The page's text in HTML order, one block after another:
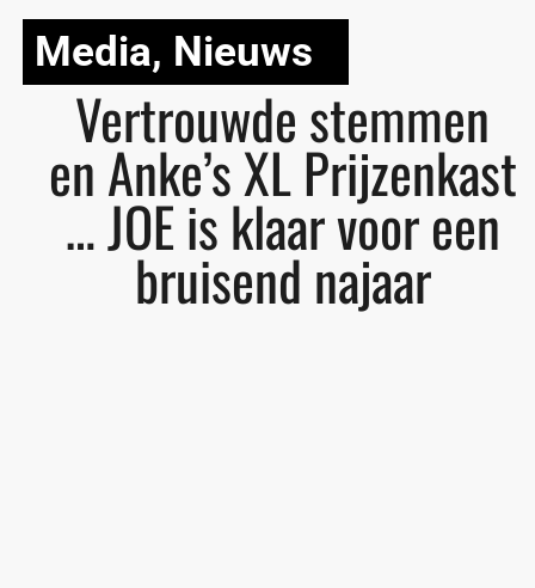
Media, Nieuws
Vertrouwde stemmen
en Anke’s XL Prijzenkast
… JOE is klaar voor een
bruisend najaar